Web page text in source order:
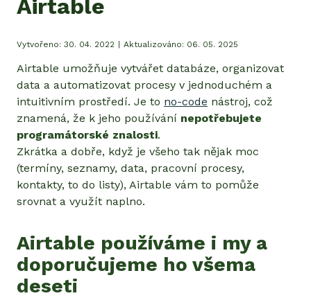
Airtable
Vytvořeno: 30. 04. 2022 | Aktualizováno: 06. 05. 2025
Airtable umožňuje vytvářet databáze, organizovat
data a automatizovat procesy v jednoduchém a
intuitivním prostředí. Je to no-code nástroj, což
znamená, že k jeho používání nepotřebujete
programátorské znalosti.
Zkrátka a dobře, když je všeho tak nějak moc
(termíny, seznamy, data, pracovní procesy,
kontakty, to do listy), Airtable vám to pomůže
srovnat a využít naplno.
Airtable používáme i my a
doporučujeme ho všema
deseti